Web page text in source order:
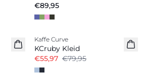
€89,95
-30%
Kaffe Curve
KCruby Kleid
€55,97 €79,95